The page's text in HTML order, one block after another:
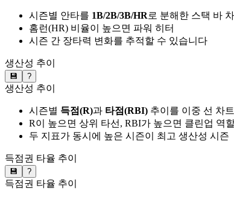
시즌별 안타를 1B/2B/3B/HR로 분해한 스택 바
홈런(HR) 비율이 높으면 파워 히터
시즌 간 장타력 변화를 추적할 수 있습니다
생산성 추이
💾 ?
생산성 추이
시즌별 득점(R)과 타점(RBI) 추이를 이중 선 차
R이 높으면 상위 타선, RBI가 높으면 클린업 역
두 지표가 동시에 높은 시즌이 최고 생산성 시즌
득점권 타율 추이
💾 ?
득점권 타율 추이